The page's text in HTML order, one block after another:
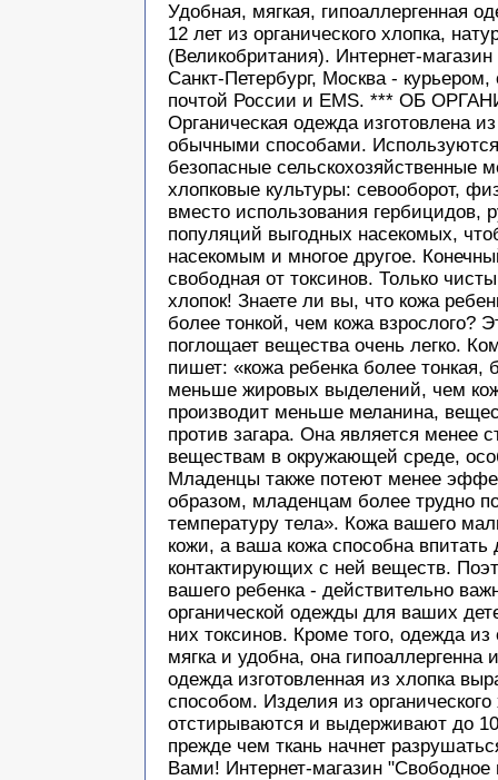
Удобная, мягкая, гипоаллергенная
12 лет из органического хлопка,
(Великобритания). Интернет-
Санкт-Петербург, Москва -
почтой России и EMS. *** ОБ
Органическая одежда изготовлена
обычными способами.
безопасные сельскохозяйственные
хлопковые культуры: севооборот,
вместо использования гербицидов,
популяций выгодных насекомых,
насекомым и многое другое.
свободная от токсинов. Только
хлопок! Знаете ли вы, что кожа
более тонкой, чем кожа взрослого?
поглощает вещества очень легко.
пишет: «кожа ребенка более тонкая,
меньше жировых выделений, чем
производит меньше меланина,
против загара. Она является менее
веществам в окружающей среде,
Младенцы также потеют менее
образом, младенцам более трудно
температуру тела». Кожа вашего
кожи, а ваша кожа способна впитать
контактирующих с ней веществ.
вашего ребенка - действительно
органической одежды для ваших
них токсинов. Кроме того, одежда из
мягка и удобна, она
одежда изготовленная из хлопка
способом. Изделия из
отстирываются и выдерживают до
прежде чем ткань начнет
Вами! Интернет-магазин "Свободное